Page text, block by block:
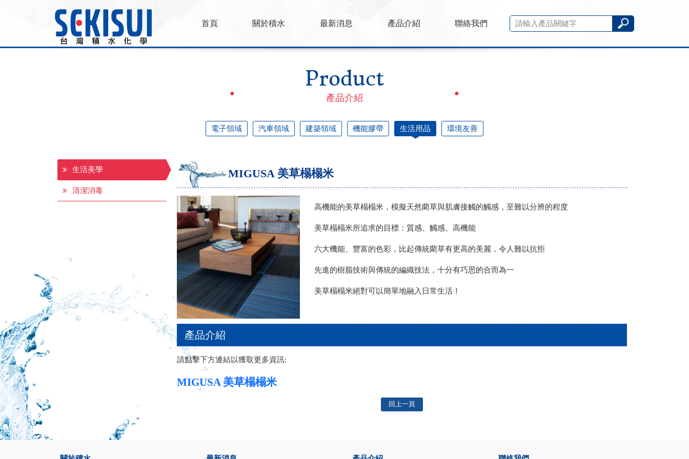
首頁 關於積水 最新消息 產品介紹 聯絡我們
Product
產品介紹
電子領域 汽車領域 建築領域 機能膠帶 生活用品 環境友善
生活美學
清潔消毒
MIGUSA 美草榻榻米
高機能的美草榻榻米，模擬天然藺草與肌膚接觸的觸感，至難以分辨的程度
美草榻榻米所追求的目標：質感、觸感、高機能
六大機能、豐富的色彩，比起傳統藺草有更高的美麗，令人難以抗拒
先進的樹脂技術與傳統的編織技法，十分有巧思的合而為一
美草榻榻米絕對可以簡單地融入日常生活！
產品介紹
請點擊下方連結以獲取更多資訊:
MIGUSA 美草榻榻米
回上一頁